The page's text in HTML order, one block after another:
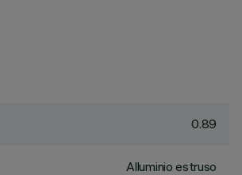
0.89
Alluminio estruso